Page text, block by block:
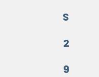
S
2
9